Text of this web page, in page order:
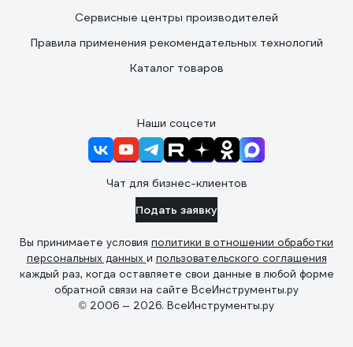
Сервисные центры производителей
Правила применения рекомендательных технологий
Каталог товаров
Наши соцсети
Чат для бизнес-клиентов
Подать заявку
Вы принимаете условия политики в отношении обработки
персональных данных и пользовательского соглашения
каждый раз, когда оставляете свои данные в любой форме
обратной связи на сайте ВсеИнструменты.ру
© 2006 — 2026. ВсеИнструменты.ру